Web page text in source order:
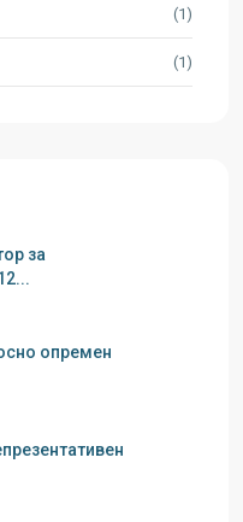
(1)
(1)
за
опремен